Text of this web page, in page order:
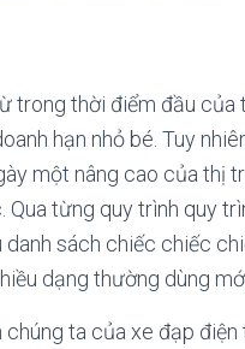
trong thời điểm đầu
hạn nhỏ bé. Tuy
một nâng cao của thị
Qua từng quy trình quy
danh sách chiếc chiếc
dạng thường dùng
chúng ta của xe đạp